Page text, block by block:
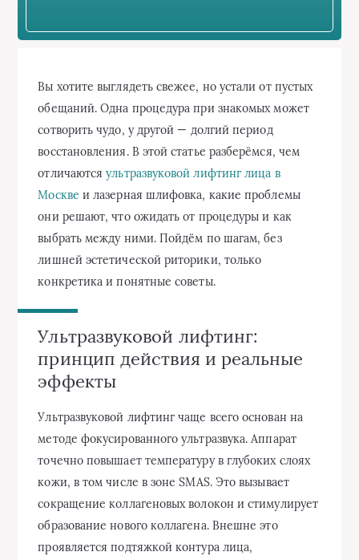
Вы хотите выглядеть свежее, но устали от пустых
обещаний. Одна процедура при знакомых может
сотворить чудо, у другой — долгий период
восстановления. В этой статье разберёмся, чем
отличаютсяультразвуковой лифтинг лица в
Москве и лазерная шлифовка, какие проблемы
они решают, что ожидать от процедуры и как
выбрать между ними. Пойдём по шагам, без
лишней эстетической риторики, только
конкретика и понятные советы.
Ультразвуковой лифтинг:
принцип действия и реальные
эффекты
Ультразвуковой лифтинг чаще всего основан на
методе фокусированного ультразвука. Аппарат
точечно повышает температуру в глубоких слоях
кожи, в том числе в зоне SMAS. Это вызывает
сокращение коллагеновых волокон и стимулирует
образование нового коллагена. Внешне это
проявляется подтяжкой контура лица,